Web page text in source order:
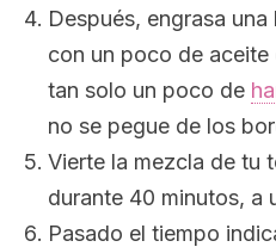
Después, engrasa
con un poco de
tan solo un poco de
no se pegue de los
Vierte la mezcla de tu
durante 40 minutos, a
Pasado el tiempo